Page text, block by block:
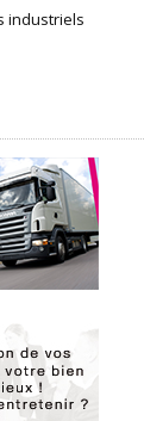
industriels